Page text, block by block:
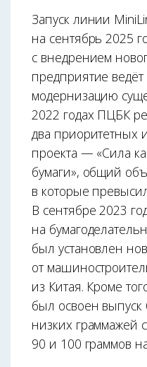
Запуск линии
на сентябрь 2025
с внедрением
предприятие
модернизацию
2022 годах ПЦБК
два приоритетных
проекта — «Сила
бумаги», общий
в которые
В сентябре 2023
на
был установлен
от
из Китая. Кроме
был освоен выпуск
низких граммажей
90 и 100 граммов